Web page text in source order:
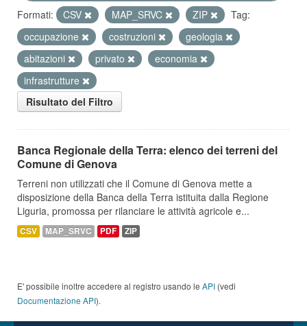
Formati:
CSV MAP_SRVC ZIP
Tag:
occupazione
costruzioni
geologia
abitazioni
privato
economia
infrastrutture
Risultato del Filtro
Banca Regionale della Terra: elenco dei terreni del
Comune di Genova
Terreni non utilizzati che il Comune di Genova mette a
disposizione della Banca della Terra istituita dalla Regione
Liguria, promossa per rilanciare le attività agricole e...
CSV MAP_SRVC PDF ZIP
E' possibile inoltre accedere al registro usando le API (vedi
Documentazione API).